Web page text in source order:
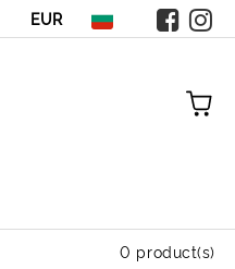
EUR
0 product(s)